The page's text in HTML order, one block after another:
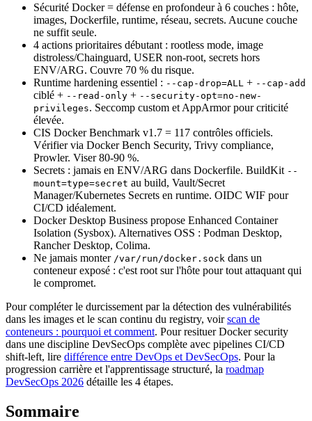
Sécurité Docker = défense en profondeur à 6 couches : hôte,
images, Dockerfile, runtime, réseau, secrets. Aucune couche
ne suffit seule.
4 actions prioritaires débutant : rootless mode, image
distroless/Chainguard, USER non-root, secrets hors
ENV/ARG. Couvre 70 % du risque.
Runtime hardening essentiel : --cap-drop=ALL + --cap-add
ciblé + --read-only + --security-opt=no-new-
privileges. Seccomp custom et AppArmor pour criticité
élevée.
CIS Docker Benchmark v1.7 = 117 contrôles officiels.
Vérifier via Docker Bench Security, Trivy compliance,
Prowler. Viser 80-90 %.
Secrets : jamais en ENV/ARG dans Dockerfile. BuildKit --
mount=type=secret au build, Vault/Secret
Manager/Kubernetes Secrets en runtime. OIDC WIF pour
CI/CD idéalement.
Docker Desktop Business propose Enhanced Container
Isolation (Sysbox). Alternatives OSS : Podman Desktop,
Rancher Desktop, Colima.
Ne jamais monter /var/run/docker.sock dans un
conteneur exposé : c'est root sur l'hôte pour tout attaquant qui
le compromet.
Pour compléter le durcissement par la détection des vulnérabilités
dans les images et le scan continu du registry, voirscan de
conteneurs : pourquoi et comment. Pour resituer Docker security
dans une discipline DevSecOps complète avec pipelines CI/CD
shift-left, lire différence entre DevOps et DevSecOps. Pour la
progression carrière et l'apprentissage structuré, la roadmap
DevSecOps 2026 détaille les 4 étapes.
Sommaire